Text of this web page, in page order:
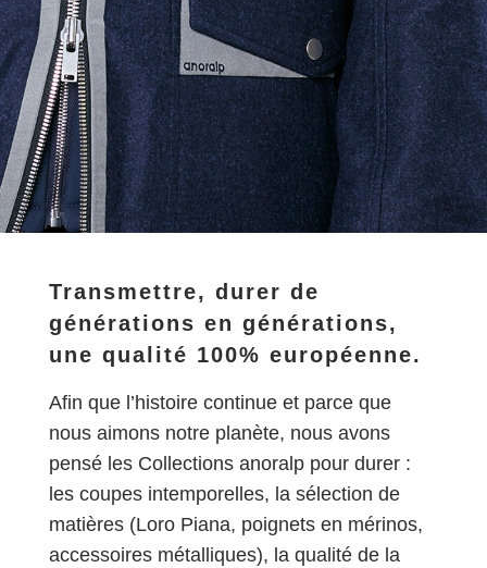
Transmettre, durer de
générations en générations,
une qualité 100% européenne.
Afin que l’histoire continue et parce que
nous aimons notre planète, nous avons
pensé les Collections anoralp pour durer :
les coupes intemporelles, la sélection de
matières (Loro Piana, poignets en mérinos,
accessoires métalliques), la qualité de la